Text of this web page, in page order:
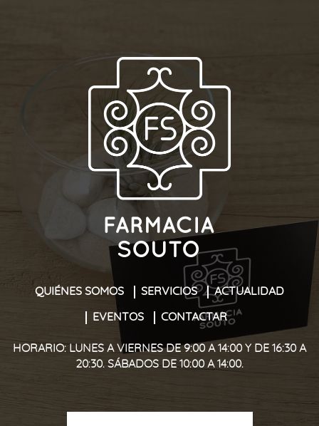
QUIÉNES SOMOS SERVICIOS ACTUALIDAD
EVENTOS CONTACTAR
HORARIO: LUNES A VIERNES DE 9:00 A 14:00 Y DE 16:30 A
20:30. SÁBADOS DE 10:00 A 14:00.